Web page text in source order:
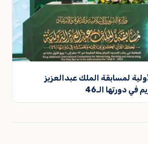
لمسابقة الملك عبدالعزيز
في دورتها الـ46